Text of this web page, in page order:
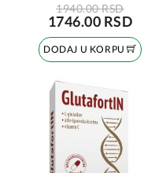
1940.00 RSD
1746.00 RSD
DODAJ U KORPU